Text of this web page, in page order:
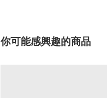
你可能感興趣的商品